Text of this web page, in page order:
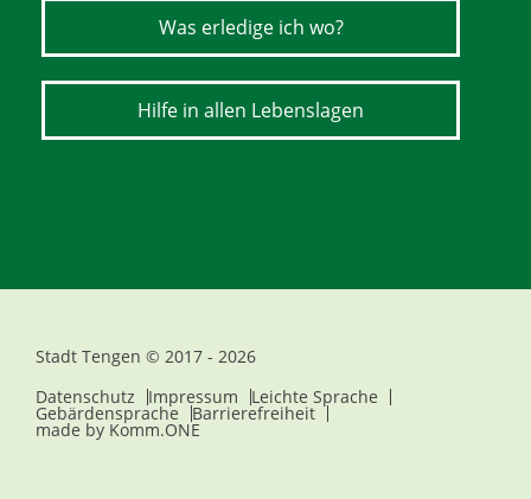
Was erledige ich wo?
Hilfe in allen Lebenslagen
Stadt Tengen © 2017 - 2026
Datenschutz
Impressum Leichte Sprache
Gebärdensprache Barrierefreiheit
made by Komm.ONE